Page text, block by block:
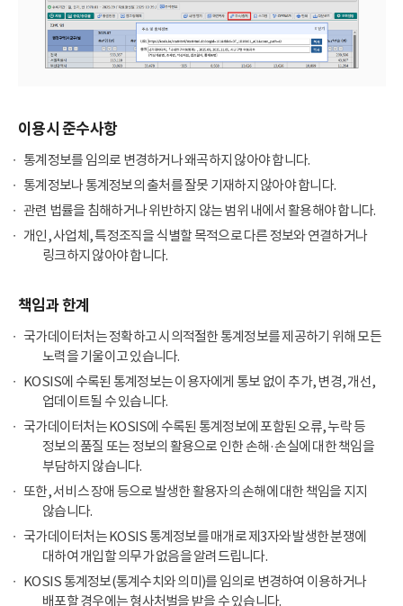
이용시 준수사항
통계정보를 임의로 변경하거나 왜곡하지 않아야 합니다.
통계정보나 통계정보의 출처를 잘못 기재하지 않아야 합니다.
관련 법률을 침해하거나 위반하지 않는 범위 내에서 활용해야 합니다.
개인, 사업체, 특정조직을 식별할 목적으로 다른 정보와 연결하거나
링크하지 않아야 합니다.
책임과 한계
국가데이터처는 정확하고 시의적절한 통계정보를 제공하기 위해 모든
노력을 기울이고 있습니다.
KOSIS에 수록된 통계정보는 이용자에게 통보 없이 추가, 변경, 개선,
업데이트될 수 있습니다.
국가데이터처는 KOSIS에 수록된 통계정보에 포함된 오류, 누락 등
정보의 품질 또는 정보의 활용으로 인한 손해·손실에 대한 책임을
부담하지 않습니다.
또한, 서비스 장애 등으로 발생한 활용자의 손해에 대한 책임을 지지
않습니다.
국가데이터처는 KOSIS 통계정보를 매개로 제3자와 발생한 분쟁에
대하여 개입할 의무가 없음을 알려드립니다.
KOSIS 통계정보(통계수치와 의미)를 임의로 변경하여 이용하거나
배포할 경우에는 형사처벌을 받을 수 있습니다.